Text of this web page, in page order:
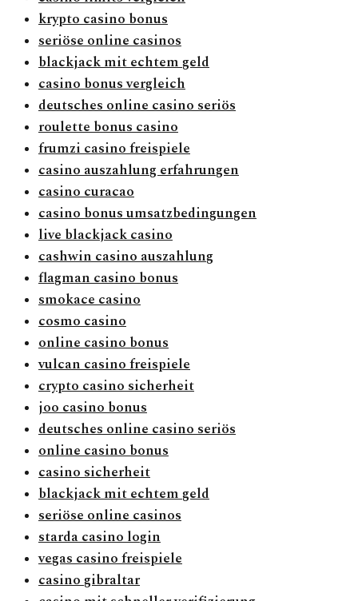
krypto casino bonus
seriöse online casinos
blackjack mit echtem geld
casino bonus vergleich
deutsches online casino seriös
roulette bonus casino
frumzi casino freispiele
casino auszahlung erfahrungen
casino curacao
casino bonus umsatzbedingungen
live blackjack casino
cashwin casino auszahlung
flagman casino bonus
smokace casino
cosmo casino
online casino bonus
vulcan casino freispiele
crypto casino sicherheit
joo casino bonus
deutsches online casino seriös
online casino bonus
casino sicherheit
blackjack mit echtem geld
seriöse online casinos
starda casino login
vegas casino freispiele
casino gibraltar